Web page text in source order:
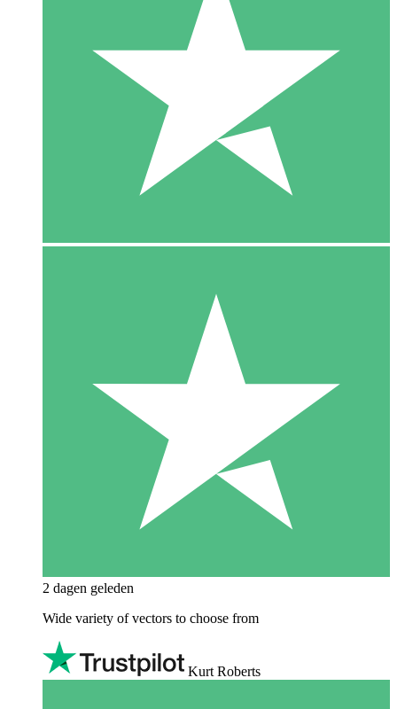
2 dagen geleden
Wide variety of vectors to choose from
Kurt Roberts